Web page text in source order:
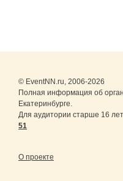
© EventNN.ru, 2006-2026
Полная информация об
Екатеринбурге.
Для аудитории старше 16
51
О проекте